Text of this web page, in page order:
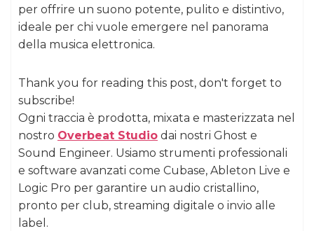
per offrire un suono potente, pulito e distintivo,
ideale per chi vuole emergere nel panorama
della musica elettronica.
Thank you for reading this post, don't forget to
subscribe!
Ogni traccia è prodotta, mixata e masterizzata nel
nostro Overbeat Studio dai nostri Ghost e
Sound Engineer. Usiamo strumenti professionali
e software avanzati come Cubase, Ableton Live e
Logic Pro per garantire un audio cristallino,
pronto per club, streaming digitale o invio alle
label.